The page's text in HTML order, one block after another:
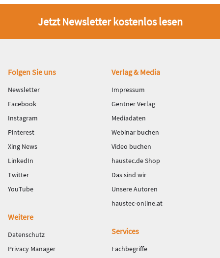
Jetzt Newsletter kostenlos lesen
Fußbereich
Folgen Sie uns
Newsletter
Facebook
Instagram
Pinterest
Xing News
LinkedIn
Twitter
YouTube
Verlag & Media
Impressum
Gentner Verlag
Mediadaten
Webinar buchen
Video buchen
haustec.de Shop
Das sind wir
Unsere Autoren
haustec-online.at
Weitere
Datenschutz
Privacy Manager
Services
Fachbegriffe